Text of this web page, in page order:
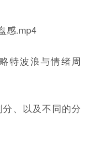
感.mp4
特波浪与情绪周
、以及不同的分